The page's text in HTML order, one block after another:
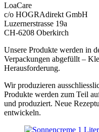
LoaCare
c/o HOGRAdirekt GmbH
Luzernerstrasse 19a
CH-6208 Oberkirch
Unsere Produkte werden in
Verpackungen abgefüllt –
Herausforderung.
Wir produzieren
Produkte werden zum Teil
und produziert. Neue
entwickeln.